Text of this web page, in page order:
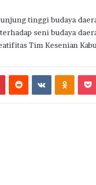
tinggi budaya
seni budaya
Tim Kesenian
PinterestReddit VKontakte